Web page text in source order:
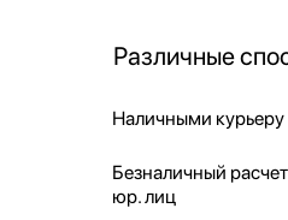
Различные
Наличными курьеру
Безналичный
юр. лиц